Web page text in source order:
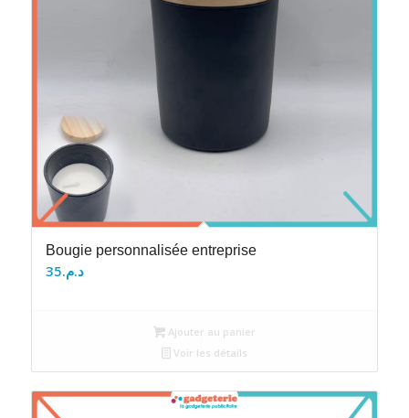
Bougie personnalisée entreprise
د.م.35
Ajouter au panier
Voir les détails